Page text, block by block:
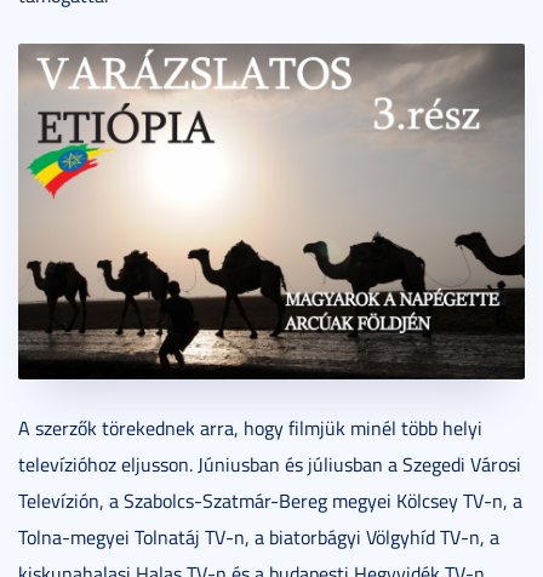
A szerzők törekednek arra, hogy filmjük minél több helyi
televízióhoz eljusson. Júniusban és júliusban a Szegedi Városi
Televízión, a Szabolcs-Szatmár-Bereg megyei Kölcsey TV-n, a
Tolna-megyei Tolnatáj TV-n, a biatorbágyi Völgyhíd TV-n, a